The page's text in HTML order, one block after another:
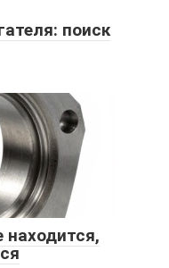
поиск
находится,